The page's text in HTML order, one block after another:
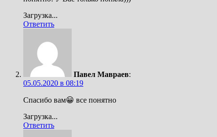
Загрузка...
Ответить
Павел Мавраев:
05.05.2020 в 08:19
Спасибо вам😀 все понятно
Загрузка...
Ответить